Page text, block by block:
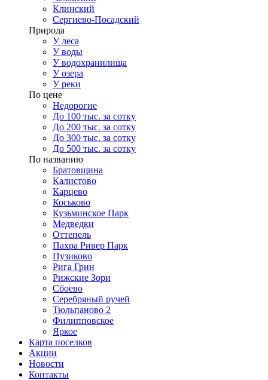
Клинский
Сергиево-Посадский
Природа
У леса
У воды
У водохранилища
У озера
У реки
По цене
Недорогие
До 100 тыс. за сотку
До 200 тыс. за сотку
До 300 тыс. за сотку
До 500 тыс. за сотку
По названию
Братовщина
Калистово
Карцево
Коськово
Кузьминское Парк
Медведки
Оттепель
Пахра Ривер Парк
Пузиково
Рига Грин
Рижские Зори
Сбоево
Серебряный ручей
Тюльпаново 2
Филипповское
Яркое
Карта поселков
Акции
Новости
Контакты